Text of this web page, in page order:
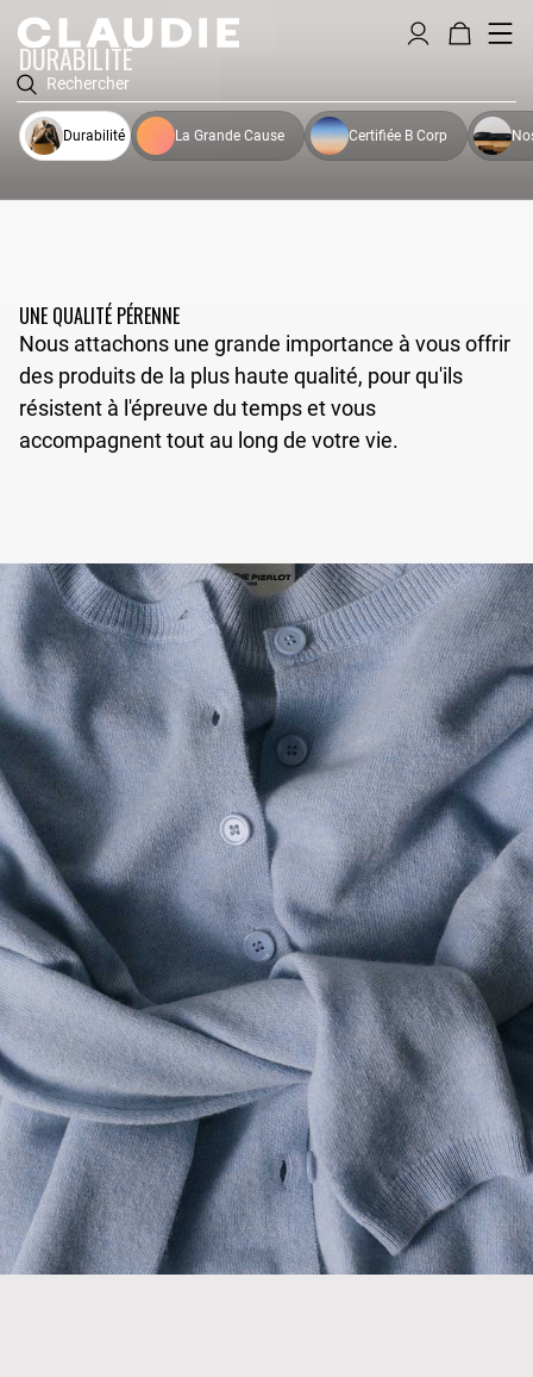
Rechercher
DURABILITÉ
Durabilité La Grande Cause Certifiée B Corp
UNE QUALITÉ PÉRENNE
Nous attachons une grande importance à vous offrir
des produits de la plus haute qualité, pour qu'ils
résistent à l'épreuve du temps et vous
accompagnent tout au long de votre vie.